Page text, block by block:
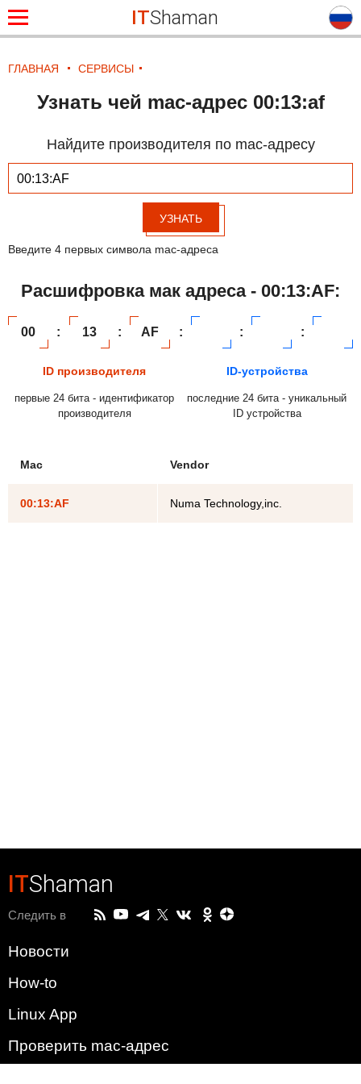
ITShaman
ГЛАВНАЯ СЕРВИСЫ
Узнать чей mac-адрес 00:13:af
Найдите производителя по mac-адресу
УЗНАТЬ
Введите 4 первых символа mac-адреса
Расшифровка мак адреса - 00:13:AF:
00 : 13 : AF : : :
ID производителя
первые 24 бита - идентификатор
производителя
ID-устройства
последние 24 бита - уникальный
ID устройства
Mac Vendor
00:13:AF Numa Technology,inc.
ITShaman
Следить в
Новости
How-to
Linux App
Проверить mac-адрес